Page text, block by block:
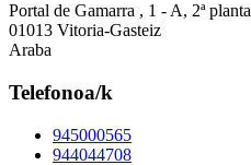
Portal de Gamarra , 1 - A, 2ª planta
01013 Vitoria-Gasteiz
Araba
Telefonoa/k
945000565
944044708